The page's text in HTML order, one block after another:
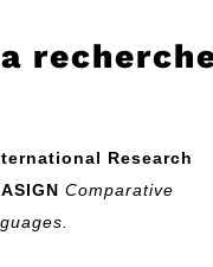
Research
Comparative